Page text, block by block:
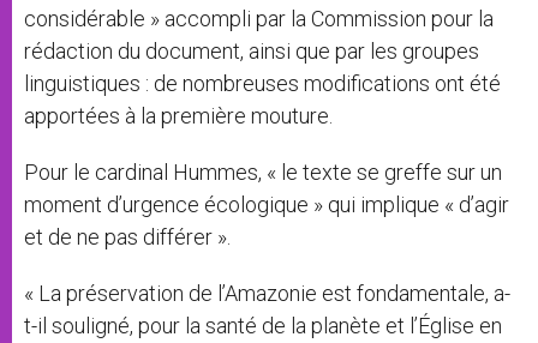
considérable » accompli par la Commission pour la
rédaction du document, ainsi que par les groupes
linguistiques : de nombreuses modifications ont été
apportées à la première mouture.
Pour le cardinal Hummes, « le texte se greffe sur un
moment d’urgence écologique » qui implique « d’agir
et de ne pas différer ».
« La préservation de l’Amazonie est fondamentale, a-
t-il souligné, pour la santé de la planète et l’Église en